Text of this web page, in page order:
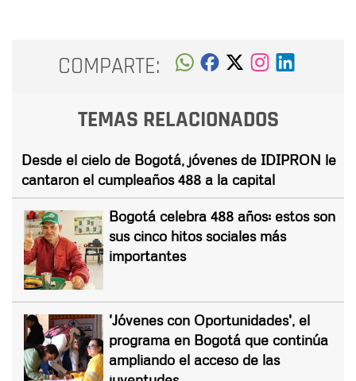
COMPARTE:
TEMAS RELACIONADOS
Desde el cielo de Bogotá, jóvenes de IDIPRON le
cantaron el cumpleaños 488 a la capital
Bogotá celebra 488 años: estos son
sus cinco hitos sociales más
importantes
'Jóvenes con Oportunidades', el
programa en Bogotá que continúa
ampliando el acceso de las